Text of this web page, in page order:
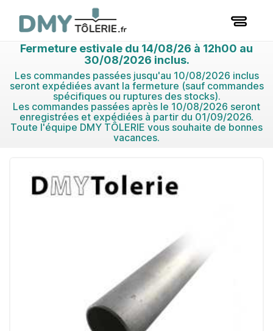
Fermeture estivale du 14/08/26 à 12h00 au
30/08/2026 inclus.
Les commandes passées jusqu'au 10/08/2026 inclus
seront expédiées avant la fermeture (sauf commandes
spécifiques ou ruptures des stocks).
Les commandes passées après le 10/08/2026 seront
enregistrées et expédiées à partir du 01/09/2026.
Toute l'équipe DMY TÔLERIE vous souhaite de bonnes
vacances.